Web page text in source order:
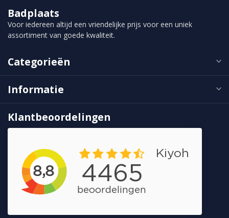
Badplaats
Voor iedereen altijd een vriendelijke prijs voor een uniek
assortiment van goede kwaliteit.
Categorieën
Informatie
Klantbeoordelingen